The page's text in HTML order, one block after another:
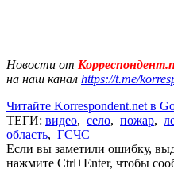
Новости от
на наш канал https://t.me/
Читайте Korrespondent.net в
ТЕГИ: видео, село, пожар,
область, ГСЧС
Если вы заметили ошибку,
нажмите Ctrl+Enter, чтобы